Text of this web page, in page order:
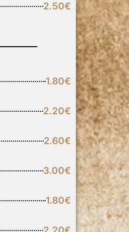
2.50€
1.80€
2.20€
2.60€
3.00€
1.80€